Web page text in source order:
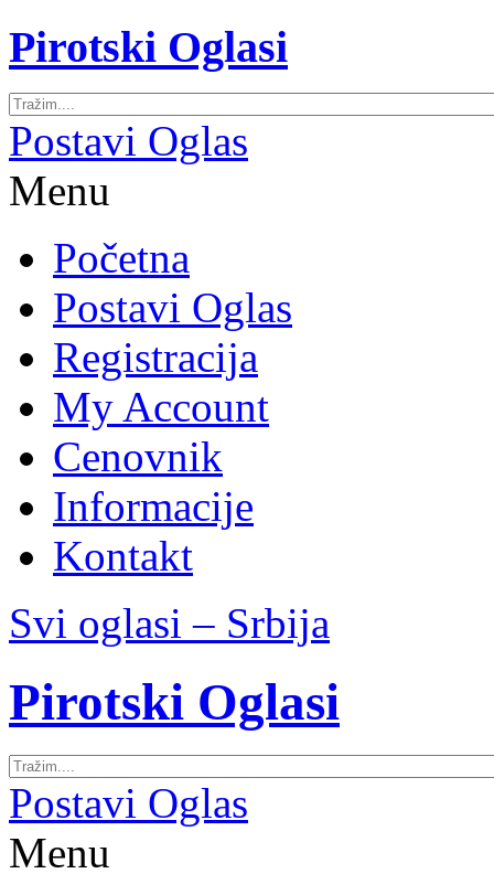
Pirotski Oglasi
Postavi Oglas
Menu
Početna
Postavi Oglas
Registracija
My Account
Cenovnik
Informacije
Kontakt
Svi oglasi – Srbija
Pirotski Oglasi
Postavi Oglas
Menu